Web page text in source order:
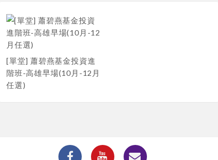
[單堂] 蕭碧燕基金投資進
階班-高雄早場(10月-12月
任選)